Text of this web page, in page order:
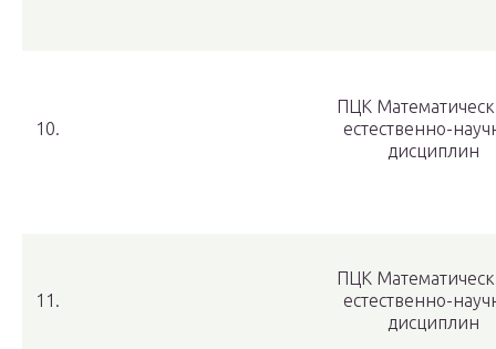
10.
ПЦК
естественно-
дисциплин
11.
ПЦК
естественно-
дисциплин